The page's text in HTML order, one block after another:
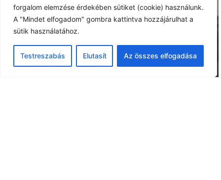
forgalom elemzése érdekében sütiket (cookie) használunk.
A "Mindet elfogadom" gombra kattintva hozzájárulhat a
sütik használatához.
Testreszabás Elutasít Az összes elfogadása